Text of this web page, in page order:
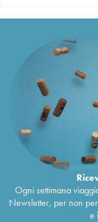
Ogni settimana
Newsletter, per non
e